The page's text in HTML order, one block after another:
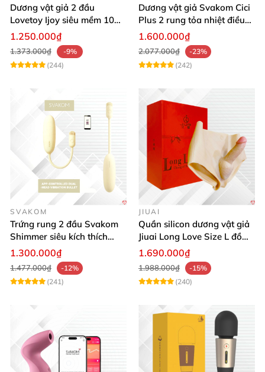
Dương vật giả 2 đầu
Lovetoy Ijoy siêu mềm 10
chế độ rung sạc điện tiện lợi
1.250.000₫
1.373.000₫
-9%
(244)
Dương vật giả Svakom Cici
Plus 2 rung tỏa nhiệt điều
khiển App đẳng cấp
1.600.000₫
2.077.000₫
-23%
(242)
SVAKOM
Trứng rung 2 đầu Svakom
Shimmer siêu kích thích
điều khiển App
1.300.000₫
1.477.000₫
-12%
(241)
JIUAI
Quần silicon dương vật giả
Jiuai Long Love Size L đồ
chơi tình dục
1.690.000₫
1.988.000₫
-15%
(240)